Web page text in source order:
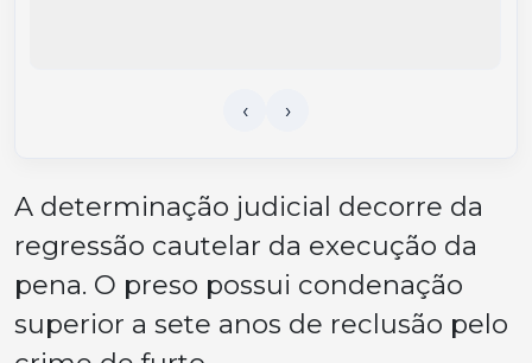
A determinação judicial decorre da
regressão cautelar da execução da
pena. O preso possui condenação
superior a sete anos de reclusão pelo